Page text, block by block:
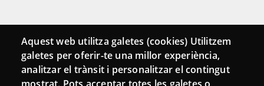
Conecta
Contacto
Hemeroteca
Aquest web utilitza galetes (cookies) Utilitzem
galetes per oferir-te una millor experiència,
analitzar el trànsit i personalitzar el contingut